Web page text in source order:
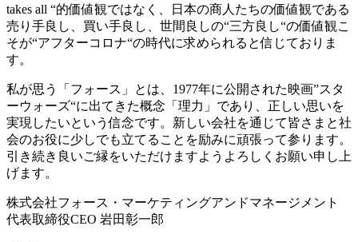
takes all “的価値観ではなく、日本の商人たちの価値観である
売り手良し、買い手良し、世間良しの“三方良し“の価値観こ
そが“アフターコロナ“の時代に求められると信じておりま
す。
私が思う「フォース」とは、1977年に公開された映画”スタ
ーウォーズ“に出てきた概念「理力」であり、正しい思いを
実現したいという信念です。新しい会社を通じて皆さまと社
会のお役に少しでも立てることを励みに頑張って参ります。
引き続き良いご縁をいただけますようよろしくお願い申し上
げます。
株式会社フォース・マーケティングアンドマネージメント
代表取締役CEO 岩田彰一郎